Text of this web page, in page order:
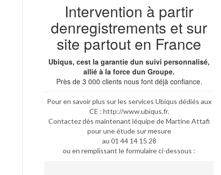
Intervention à partir
denregistrements et sur
site partout en France
Ubiqus, cest la garantie dun suivi personnalisé,
allié à la force dun Groupe.
Près de 3 000 clients nous font déjà confiance.
Pour en savoir plus sur les services Ubiqus dédiés aux
CE : http://www.ubiqus.fr.
Contactez dès maintenant léquipe de Martine Attafi
pour une étude sur mesure
au 01 44 14 15 28
ou en remplissant le formulaire ci-dessous :